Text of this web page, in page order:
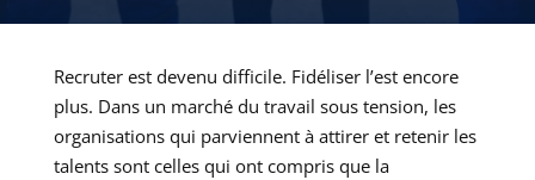
Recruter est devenu difficile. Fidéliser l’est encore
plus. Dans un marché du travail sous tension, les
organisations qui parviennent à attirer et retenir les
talents sont celles qui ont compris que la